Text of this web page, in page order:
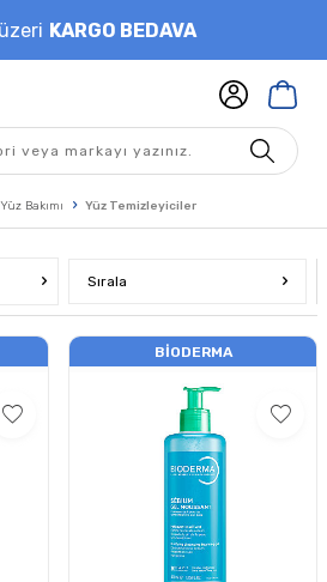
KARGO BEDAVA
Yüz Bakımı Yüz Temizleyiciler
Sırala
BIODERMA